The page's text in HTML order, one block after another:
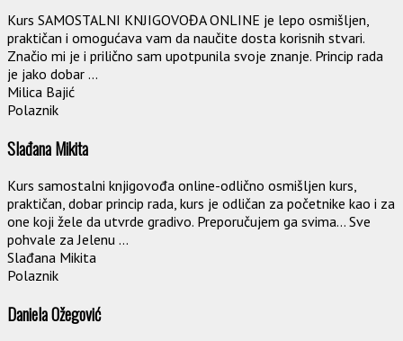
Kurs SAMOSTALNI KNJIGOVOĐA ONLINE je lepo osmišljen,
praktičan i omogućava vam da naučite dosta korisnih stvari.
Značio mi je i prilično sam upotpunila svoje znanje. Princip rada
je jako dobar ...
Milica Bajić
Polaznik
Slađana Mikita
Kurs samostalni knjigovođa online-odlično osmišljen kurs,
praktičan, dobar princip rada, kurs je odličan za početnike kao i za
one koji žele da utvrde gradivo. Preporučujem ga svima… Sve
pohvale za Jelenu ...
Slađana Mikita
Polaznik
Daniela Ožegović